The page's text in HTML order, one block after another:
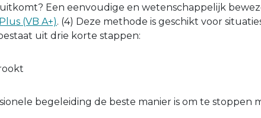
Een eenvoudige en wetenschappelijk
(VB A+). (4) Deze methode is geschikt voor
uit drie korte stappen:
begeleiding de beste manier is om te stoppen